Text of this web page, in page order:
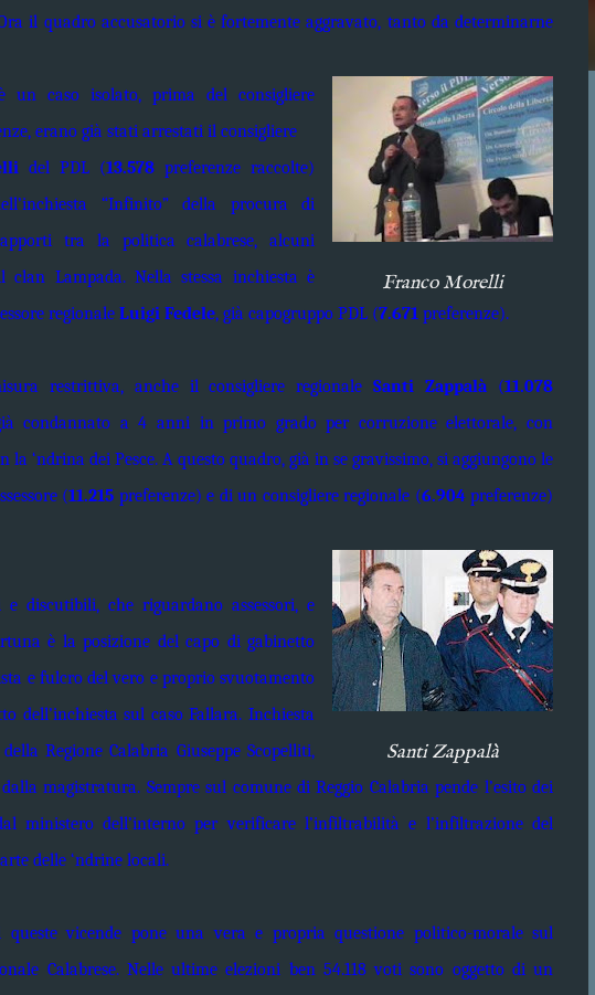
il quadro accusatorio si è fortemente aggravato, tanto da determinarne
Franco Morelli
un caso isolato, prima del consigliere
erano già stati arrestati il consigliere
del PDL (13.578 preferenze raccolte)
“Infinito” della procura di
tra la politica calabrese, alcuni
clan Lampada. Nella stessa inchiesta è
regionale Luigi Fedele, già capogruppo PDL (7.671 preferenze).
restrittiva, anche il consigliere regionaleSanti Zappalà (11.078
condannato a 4 anni in primo grado per corruzione elettorale, con
‘ndrina dei Pesce. A questo quadro, già in se gravissimo, si aggiungono le
(11.215 preferenze) e di un consigliere regionale (6.904preferenze)
Santi Zappalà
discutibili, che riguardano assessori, e
è la posizione del capo di gabinetto
e fulcro del vero e proprio svuotamento
dell’inchiesta sul caso Fallara. Inchiesta
Regione Calabria Giuseppe Scopelliti,
magistratura. Sempre sul comune di Reggio Calabria pende l’esito dei
ministero dell’interno per verificare l’infiltrabilità e l’infiltrazione del
delle ‘ndrine locali.
vicende pone una vera e propria questione politico-morale sul
Calabrese. Nelle ultime elezioni ben 54.118 voti sono oggetto di un